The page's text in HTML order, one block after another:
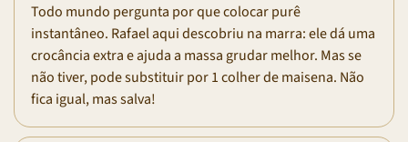
Todo mundo pergunta por que colocar purê
instantâneo. Rafael aqui descobriu na marra: ele dá uma
crocância extra e ajuda a massa grudar melhor. Mas se
não tiver, pode substituir por 1 colher de maisena. Não
fica igual, mas salva!